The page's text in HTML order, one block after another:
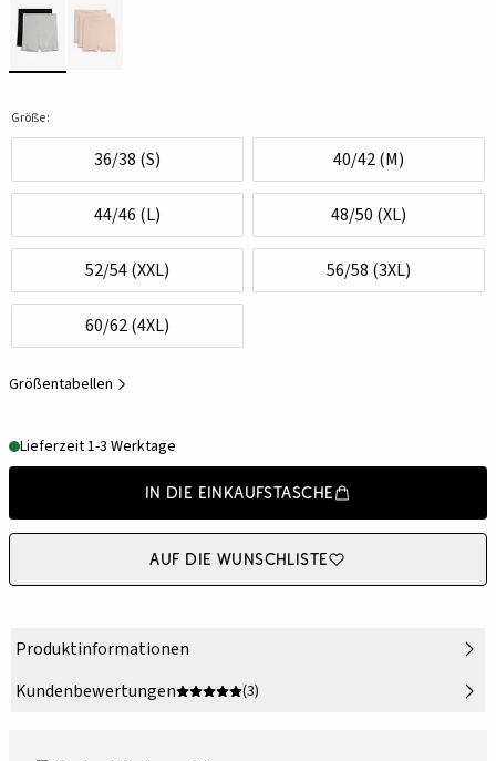
Größe:
36/38 (S) 40/42 (M)
44/46 (L) 48/50 (XL)
52/54 (XXL) 56/58 (3XL)
60/62 (4XL)
Größentabellen
Lieferzeit 1-3 Werktage
In die Einkaufstasche
Auf die Wunschliste
Produktinformationen
Kundenbewertungen
(3)